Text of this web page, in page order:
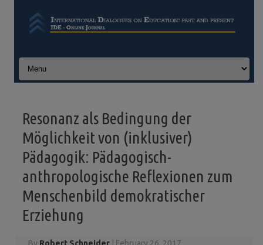
Skip to content
Resonanz als Bedingung der
Möglichkeit von (inklusiver)
Pädagogik: Pädagogisch-
anthropologische Reflexionen zum
Menschenbild demokratischer
Erziehung
By Robert Schneider February 26, 2017